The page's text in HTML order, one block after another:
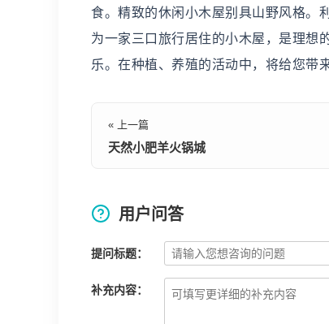
食。精致的休闲小木屋别具山野风格。
为一家三口旅行居住的小木屋，是理想
乐。在种植、养殖的活动中，将给您带
« 上一篇
天然小肥羊火锅城
用户问答
提问标题：
补充内容：